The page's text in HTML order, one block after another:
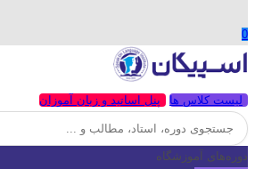
0
لیست کلاس ها پنل اساتید و زبان آموزان
دوره‌های آموزشگاه